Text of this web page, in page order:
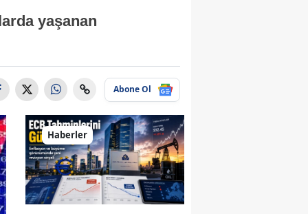
yaşanan
Abone Ol
Haberler